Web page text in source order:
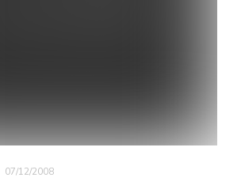
07/12/2008